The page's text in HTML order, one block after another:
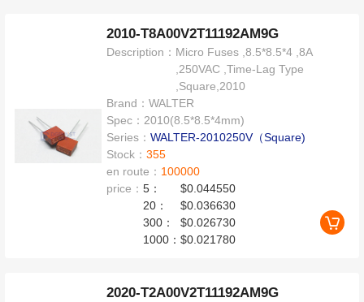
2010-T8A00V2T11192AM9G
Description： Micro Fuses ,8.5*8.5*4 ,8A
,250VAC ,Time-Lag Type
,Square,2010
Brand：WALTER
Spec：2010(8.5*8.5*4mm)
Series：WALTER-2010250V（Square)
Stock：355
en route： 100000
price：5：
$0.044550
20：
$0.036630
300：
$0.026730
1000：$0.021780
2020-T2A00V2T11192AM9G